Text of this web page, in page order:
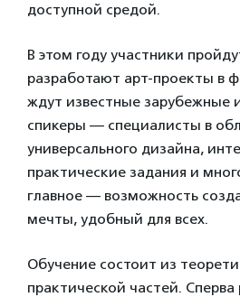
доступной средой.
В этом году участники
разработают арт-проекты в
ждут известные зарубежные
спикеры — специалисты в
универсального дизайна,
практические задания и
главное — возможность
мечты, удобный для всех.
Обучение состоит из
практической частей. Сперва